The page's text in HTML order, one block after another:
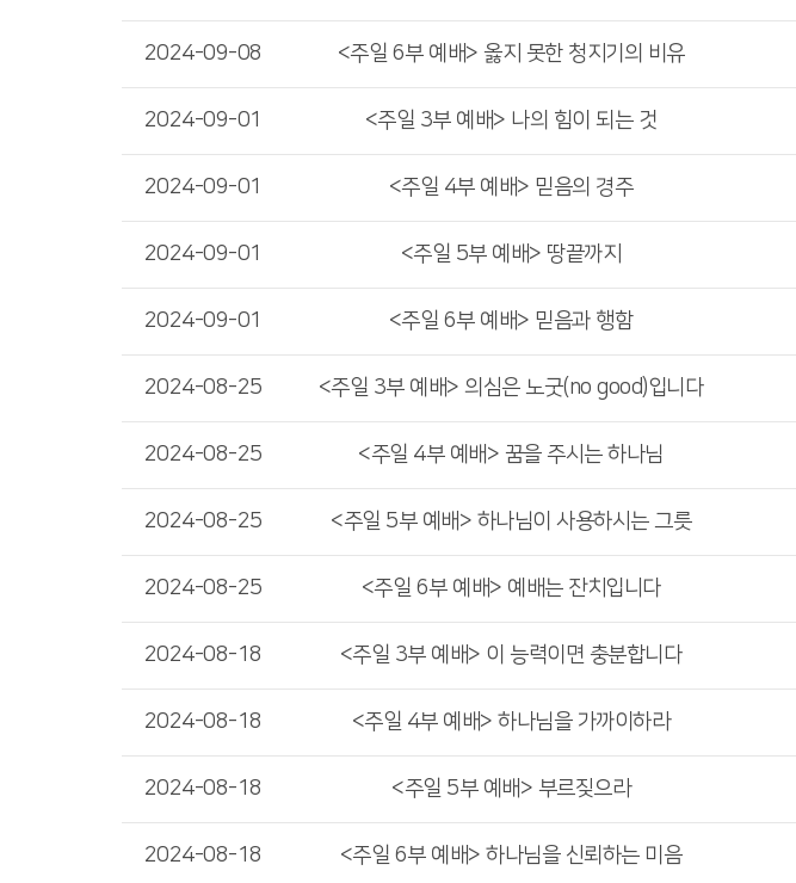
2024-09-08 <주일 6부 예배> 옳지 못한 청지기의 비유
2024-09-01 <주일 3부 예배> 나의 힘이 되는 것
2024-09-01 <주일 4부 예배> 믿음의 경주
2024-09-01 <주일 5부 예배> 땅끝까지
2024-09-01 <주일 6부 예배> 믿음과 행함
2024-08-25 <주일 3부 예배> 의심은 노굿(no good)입니다
2024-08-25 <주일 4부 예배> 꿈을 주시는 하나님
2024-08-25 <주일 5부 예배> 하나님이 사용하시는 그릇
2024-08-25 <주일 6부 예배> 예배는 잔치입니다
2024-08-18 <주일 3부 예배> 이 능력이면 충분합니다
2024-08-18 <주일 4부 예배> 하나님을 가까이하라
2024-08-18 <주일 5부 예배> 부르짖으라
2024-08-18 <주일 6부 예배> 하나님을 신뢰하는 미음